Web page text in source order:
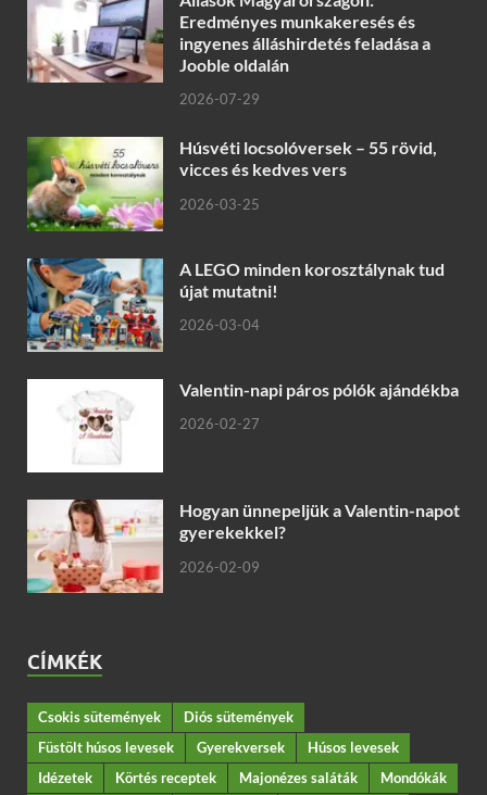
Eredményes munkakeresés és
ingyenes álláshirdetés feladása a
Jooble oldalán
2026-07-29
Húsvéti locsolóversek – 55 rövid,
vicces és kedves vers
2026-03-25
A LEGO minden korosztálynak tud
újat mutatni!
2026-03-04
Valentin-napi páros pólók ajándékba
2026-02-27
Hogyan ünnepeljük a Valentin-napot
gyerekekkel?
2026-02-09
CÍMKÉK
Csokis sütemények
Diós sütemények
Füstölt húsos levesek
Gyerekversek
Húsos levesek
Idézetek
Körtés receptek Majonézes saláták
Mondókák